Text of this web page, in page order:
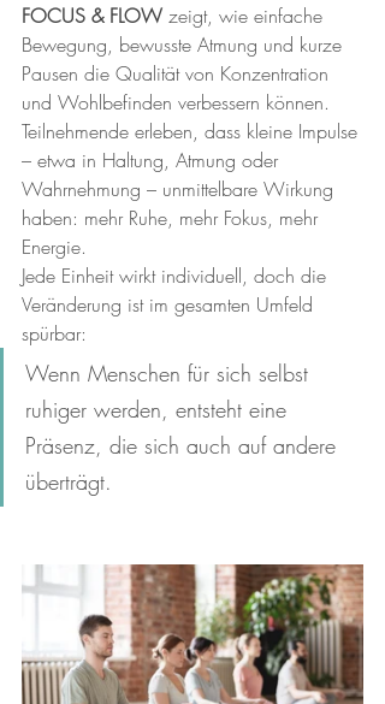
FOCUS & FLOW zeigt, wie einfache
Bewegung, bewusste Atmung und kurze
Pausen die Qualität von Konzentration
und Wohlbefinden verbessern können.
Teilnehmende erleben, dass kleine Impulse
– etwa in Haltung, Atmung oder
Wahrnehmung – unmittelbare Wirkung
haben: mehr Ruhe, mehr Fokus, mehr
Energie.
Jede Einheit wirkt individuell, doch die
Veränderung ist im gesamten Umfeld
spürbar:
Wenn Menschen für sich selbst
ruhiger werden, entsteht eine
Präsenz, die sich auch auf andere
überträgt.